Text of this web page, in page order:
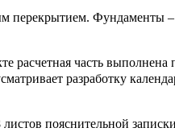
Фундаменты
расчетная часть
разработку
пояснительной